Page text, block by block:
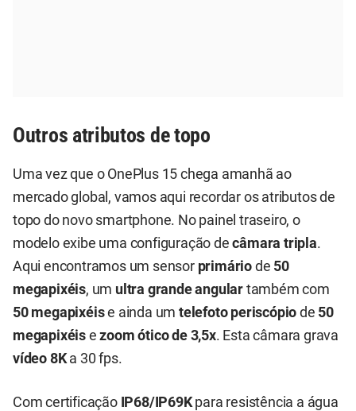
Outros atributos de topo
Uma vez que o OnePlus 15 chega amanhã ao
mercado global, vamos aqui recordar os atributos de
topo do novo smartphone. No painel traseiro, o
modelo exibe uma configuração decâmara tripla.
Aqui encontramos um sensor primário de 50
megapixéis, um ultra grande angular também com
50 megapixéise ainda umtelefoto periscópio de 50
megapixéis ezoom ótico de 3,5x. Esta câmara grava
vídeo 8Ka 30 fps.
Com certificação IP68/IP69Kpara resistência a água